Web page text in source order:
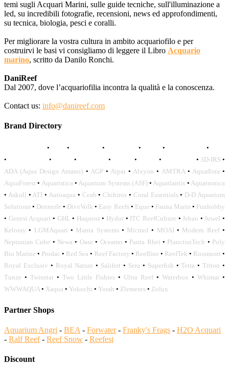
temi sugli Acquari Marini, sulle guide tecniche, sull'illuminazione a
led, su incredibili fotografie, recensioni, news ed approfondimenti,
su tecnica, biologia, pesci e coralli.
Per migliorare la vostra cultura in ambito acquariofilo e per
costruirvi le basi vi consigliamo di leggere il Libro Acquario
marino, scritto da Danilo Ronchi.
DaniReef
Dal 2007, dove l’acquariofilia incontra la qualità e la conoscenza.
Contact us: info@danireef.com
Brand Directory
• • • • • •
•
• • • • • • 3D-IRS •
ADA (Aqua Design Amano) • AGP• Aipai • Alxyon • AMTRA• Aquaflora •
AquaForest • Aquaristica • Aquarium Systems (ASF)• Aquatlantis • Aquatronica
• Askoll • ATI • Autoaqua • Ceab • Chihiros • Coral Essentials• D-D Aquarium
Solutions • Dennerle • DiveVolk • Easy Reefs• Equo • Fauna Marin • Funhobby
• Genesi Acquari • GHL • Haquoss• Hydor • ITC ReefCulture •Jebao •Juwel •
Keloray • LGMAquari • Manta Systems• Micmol • MOAI • Modern Reef•
Neptunian Cube • Newa • Oase • Oceamo • Panta Rhei • PlanctonTech • Poly
Bio Marine • Prodac • Red Sea • Reef Factory • Reefline • ReefTek • Rossmont •
Royal Exclusiv • Royal Nature • Salifert • Sera • Superfish •Tetra •Triton •
Tunze • Twinstar • Two Little Fishies • Ultra Reef • Waterbox • Whimar •
WWWAQUA • Xaqua • Yokuchi • Yorah • Zlements • Zolux
Partner Shops
Aquarium Angri - BEA - Forwater- Franky's Frags - H2O Acquari
- Ralf Reef- Reef Snow - Reefest
Discount